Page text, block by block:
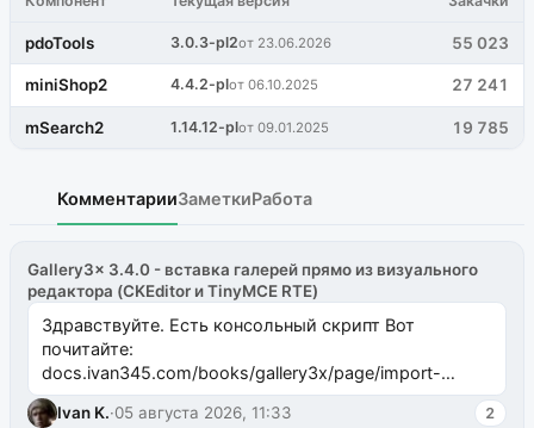
pdoTools 3.0.3-pl2от 23.06.2026 55 023
miniShop2 4.4.2-plот 06.10.2025 27 241
mSearch2 1.14.12-plот 09.01.2025 19 785
КомментарииЗаметкиРабота
Gallery3x 3.4.0 - вставка галерей прямо из визуального
редактора (CKEditor и TinyMCE RTE)
Здравствуйте. Есть консольный скрипт Вот
почитайте:
docs.ivan345.com/books/gallery3x/page/import-
ms2galleryphp
Ivan K.·05 августа 2026, 11:33 2